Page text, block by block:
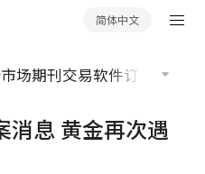
简体中文
市场期刊交易软件订单流
消息 黄金再次遇